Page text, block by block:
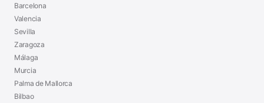
Barcelona
Valencia
Sevilla
Zaragoza
Málaga
Murcia
Palma de Mallorca
Bilbao